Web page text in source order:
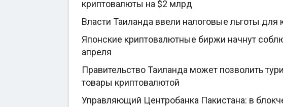
криптовалюты на $2 млрд
Власти Таиланда ввели налоговые льготы
Японские криптовалютные биржи начнут
апреля
Правительство Таиланда может позволить
товары криптовалютой
Управляющий Центробанка Пакистана: в